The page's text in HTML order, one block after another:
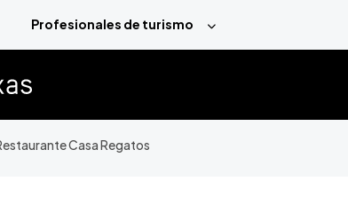
Profesionales de turismo
Casa Regatos